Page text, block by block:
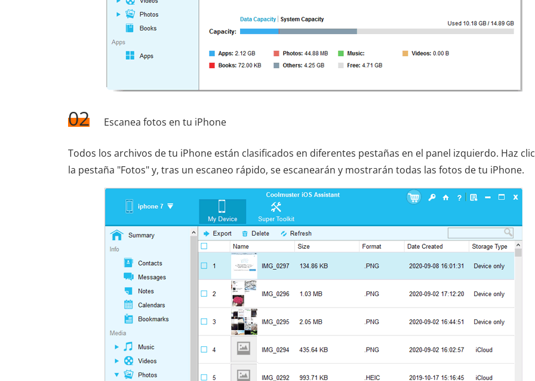
02 Escanea fotos en tu iPhone
Todos los archivos de tu iPhone están clasificados en diferentes pestañas en el panel izquierdo. Haz
la pestaña "Fotos" y, tras un escaneo rápido, se escanearán y mostrarán todas las fotos de tu iPhone.